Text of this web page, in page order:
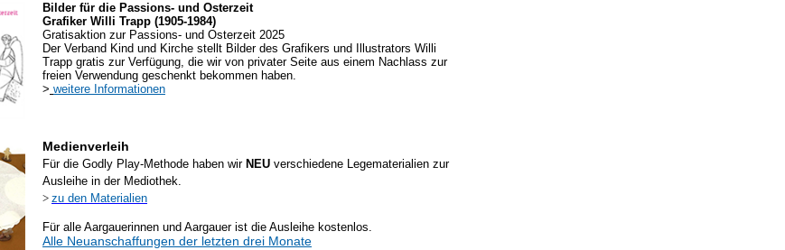
Bilder für die Passions- und Osterzeit
Grafiker Willi Trapp (1905-1984)
Gratisaktion zur Passions- und Osterzeit 2025
Der Verband Kind und Kirche stellt Bilder des Grafikers und Illustrators Willi
Trapp gratis zur Verfügung, die wir von privater Seite aus einem Nachlass zur
freien Verwendung geschenkt bekommen haben.
> weitere Informationen
Medienverleih
Für die Godly Play-Methode haben wirNEU verschiedene Legematerialien zur
Ausleihe in der Mediothek.
> zu den Materialien
Für alle Aargauerinnen und Aargauer ist die Ausleihe kostenlos.
Alle Neuanschaffungen der letzten drei Monate